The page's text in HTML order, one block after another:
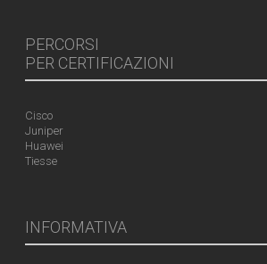
PERCORSI
PER CERTIFICAZIONI
Cisco
Juniper
Huawei
Tiesse
INFORMATIVA